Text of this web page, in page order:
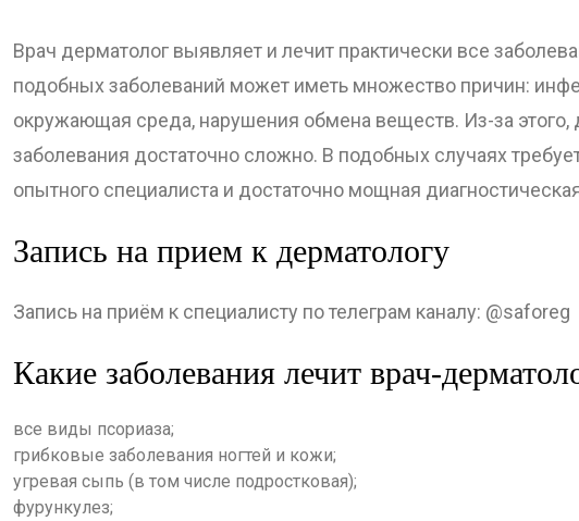
Врач дерматолог выявляет и лечит практически все
подобных заболеваний может иметь множество причин:
окружающая среда, нарушения обмена веществ. Из-за этого,
заболевания достаточно сложно. В подобных случаях
опытного специалиста и достаточно мощная
Запись на прием к дерматологу
Запись на приём к специалисту по телеграм каналу: @saforeg
Какие заболевания лечит врач-
все виды псориаза;
грибковые заболевания ногтей и кожи;
угревая сыпь (в том числе подростковая);
фурункулез;